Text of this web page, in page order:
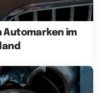
Automarken im